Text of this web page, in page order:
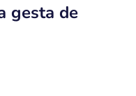
gesta de